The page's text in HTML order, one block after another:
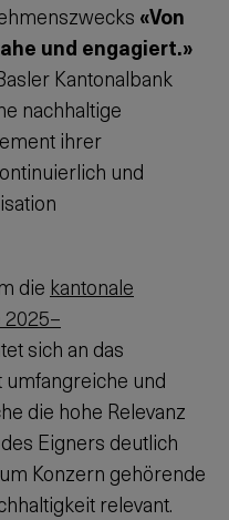
«Von
und engagiert.»
Kantonalbank
nachhaltige
ihrer
und
die kantonale
sich an das
umfangreiche und
die hohe Relevanz
Eigners deutlich
Konzern gehörende
relevant.